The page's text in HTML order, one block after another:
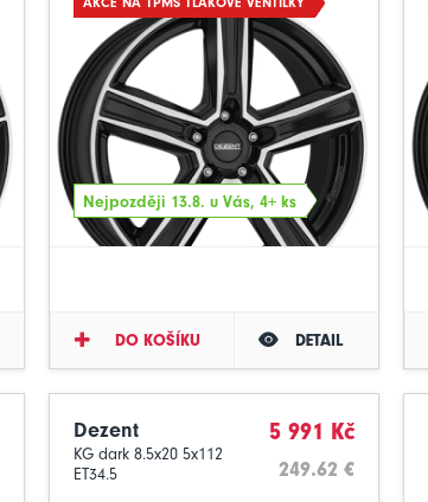
Nejpozději 13.8. u Vás, 4+ ks
DO KOŠÍKU DETAIL
Dezent
KG dark 8.5x20 5x112
ET34.5
5 991 Kč
249.62 €